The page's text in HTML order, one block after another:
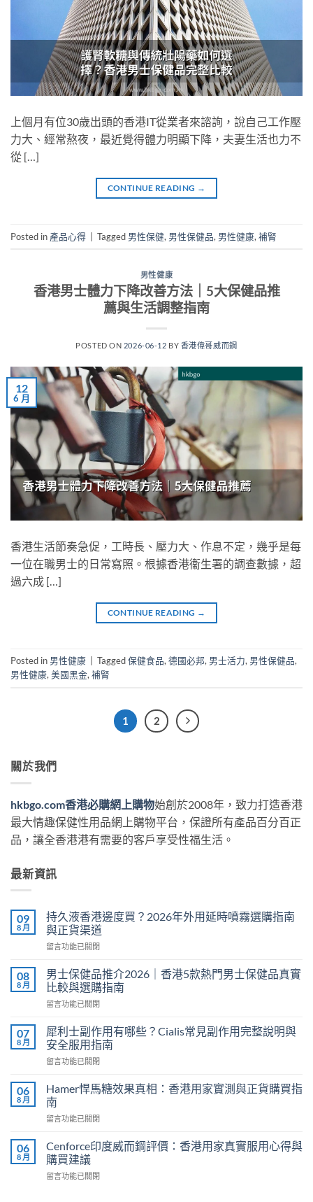
上個月有位30歲出頭的香港IT從業者來諮詢，說自己工作壓
力大、經常熬夜，最近覺得體力明顯下降，夫妻生活也力不
從 […]
CONTINUE READING →
Posted in 產品心得 Tagged 男性保健, 男性保健品, 男性健康, 補腎
男性健康
香港男士體力下降改善方法｜5大保健品推
薦與生活調整指南
POSTED ON 2026-06-12 BY 香港偉哥威而鋼
12
6 月
香港生活節奏急促，工時長、壓力大、作息不定，幾乎是每
一位在職男士的日常寫照。根據香港衞生署的調查數據，超
過六成 […]
CONTINUE READING →
Posted in 男性健康 Tagged保健食品, 德國必邦, 男士活力, 男性保健品,
男性健康, 美國黑金, 補腎
1 2
關於我們
hkbgo.com香港必購網上購物始創於2008年，致力打造香港
最大情趣保健性用品網上購物平台，保證所有產品百分百正
品，讓全香港港有需要的客戶享受性福生活。
最新資訊
09
8 月
持久液香港邊度買？2026年外用延時噴霧選購指南
與正貨渠道
在
久
液
香
港
度
買？
2026
年
用
延
噴
選
購
指
留言功能已關閉
08
8 月
男士保健品推介2026｜香港5款熱門男士保健品真實
比較與選購指南
在
士
保
健
品
介
2026
｜
香
5
款
門
留言功能已關閉
07
8 月
犀利士副作用有哪些？Cialis常見副作用完整說明與
安全服用指南
在
利
士
副
作
有
哪
些？
Cialis
留言功能已關閉
06
8 月
Hamer悍馬糖效果真相：香港用家實測與正貨購買指
南
在
悍
馬
糖
效
留言功能已關閉
06
8 月
Cenforce印度威而鋼評價：香港用家真實服用心得與
購買建議
在
留言功能已關閉